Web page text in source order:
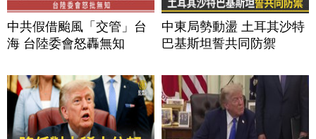
中共假借颱風「交管」台
海 台陸委會怒轟無知
中東局勢動盪 土耳其沙特
巴基斯坦誓共同防禦